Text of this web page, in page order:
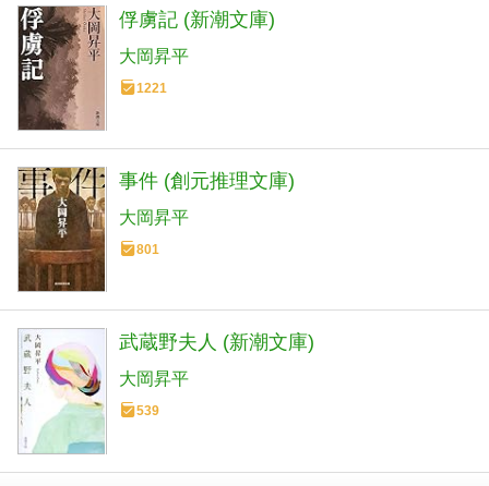
俘虜記 (新潮文庫)
大岡昇平
1221
事件 (創元推理文庫)
大岡昇平
801
武蔵野夫人 (新潮文庫)
大岡昇平
539